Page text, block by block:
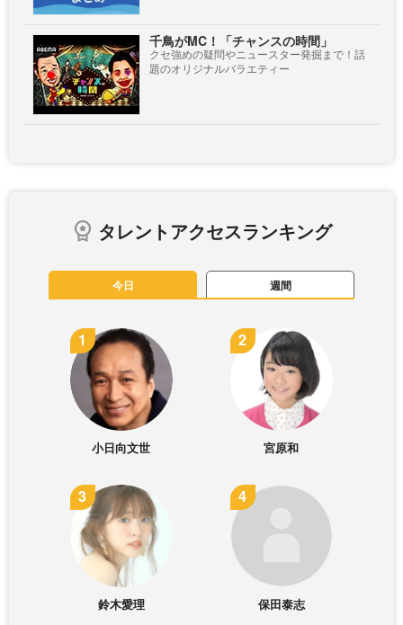
千鳥がMC！「チャンスの時間」
クセ強めの疑問やニュースター発掘まで！話
題のオリジナルバラエティー
タレントアクセスランキング
今日 週間
小日向文世 宮原和
鈴木愛理 保田泰志